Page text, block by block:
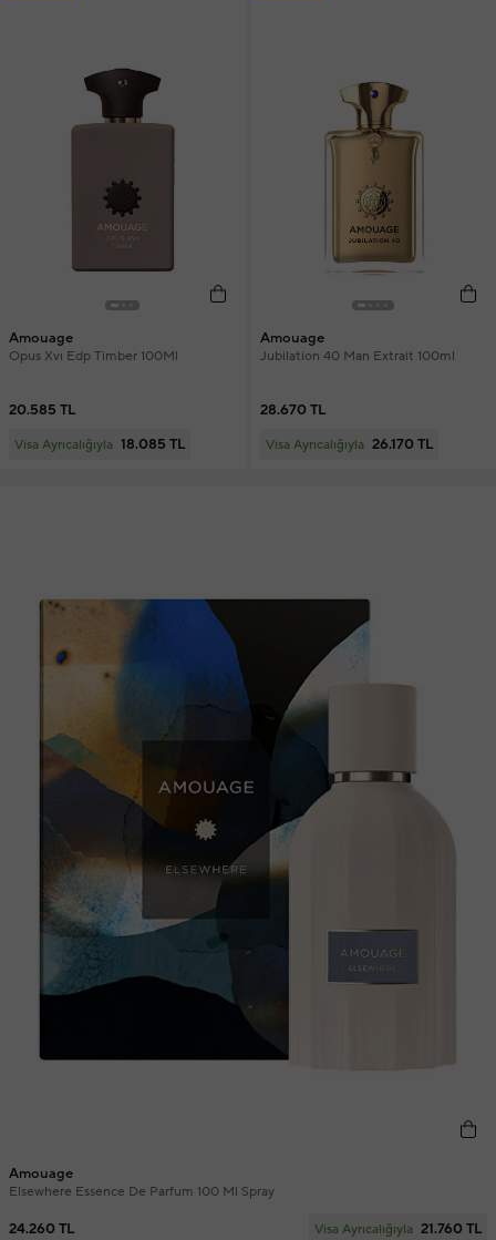
Amouage
Opus Xvı Edp Timber 100Ml
20.585 TL
Visa Ayrıcalığıyla 18.085 TL
Amouage
Jubilation 40 Man Extrait 100ml
28.670 TL
Visa Ayrıcalığıyla 26.170 TL
Amouage
Elsewhere Essence De Parfum 100 Ml Spray
24.260 TL Visa Ayrıcalığıyla 21.760 TL